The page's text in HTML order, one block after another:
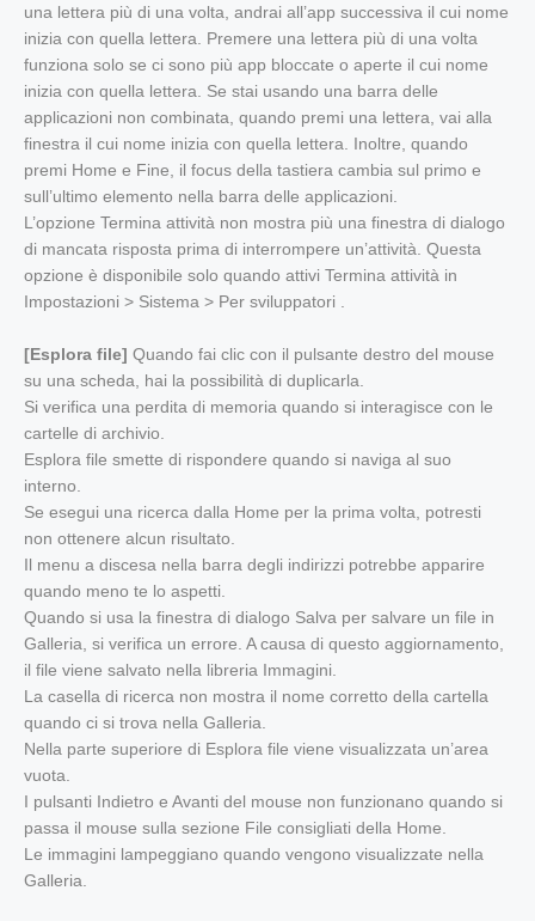
una lettera più di una volta, andrai all’app successiva il cui nome
inizia con quella lettera. Premere una lettera più di una volta
funziona solo se ci sono più app bloccate o aperte il cui nome
inizia con quella lettera. Se stai usando una barra delle
applicazioni non combinata, quando premi una lettera, vai alla
finestra il cui nome inizia con quella lettera. Inoltre, quando
premi Home e Fine, il focus della tastiera cambia sul primo e
sull’ultimo elemento nella barra delle applicazioni.
L’opzione Termina attività non mostra più una finestra di dialogo
di mancata risposta prima di interrompere un’attività. Questa
opzione è disponibile solo quando attivi Termina attività in
Impostazioni > Sistema > Per sviluppatori .
[Esplora file] Quando fai clic con il pulsante destro del mouse
su una scheda, hai la possibilità di duplicarla.
Si verifica una perdita di memoria quando si interagisce con le
cartelle di archivio.
Esplora file smette di rispondere quando si naviga al suo
interno.
Se esegui una ricerca dalla Home per la prima volta, potresti
non ottenere alcun risultato.
Il menu a discesa nella barra degli indirizzi potrebbe apparire
quando meno te lo aspetti.
Quando si usa la finestra di dialogo Salva per salvare un file in
Galleria, si verifica un errore. A causa di questo aggiornamento,
il file viene salvato nella libreria Immagini.
La casella di ricerca non mostra il nome corretto della cartella
quando ci si trova nella Galleria.
Nella parte superiore di Esplora file viene visualizzata un’area
vuota.
I pulsanti Indietro e Avanti del mouse non funzionano quando si
passa il mouse sulla sezione File consigliati della Home.
Le immagini lampeggiano quando vengono visualizzate nella
Galleria.